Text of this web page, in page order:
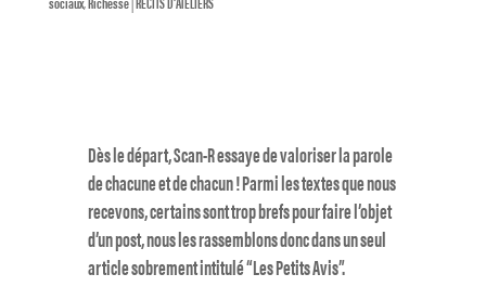
Dès le départ, Scan-R essaye de valoriser la parole
de chacune et de chacun ! Parmi les textes que nous
recevons, certains sont trop brefs pour faire l’objet
d’un post, nous les rassemblons donc dans un seul
article sobrement intitulé “Les Petits Avis”.